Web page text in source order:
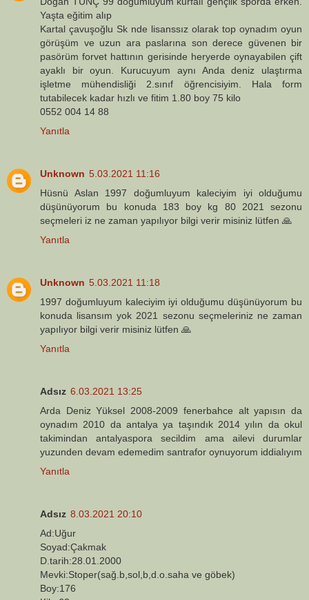
Yaşta eğitim alıp
Kartal çavuşoğlu Sk nde lisanssız olarak top oynadım oyun
görüşüm ve uzun ara paslarına son derece güvenen bir
pasörüm forvet hattının gerisinde heryerde oynayabilen çift
ayaklı bir oyun. Kurucuyum aynı Anda deniz ulaştırma
işletme mühendisliği 2.sınıf öğrencisiyim. Hala form
tutabilecek kadar hızlı ve fitim 1.80 boy 75 kilo
0552 004 14 88
Yanıtla
Unknown 5.03.2021 11:16
Hüsnü Aslan 1997 doğumluyum kaleciyim iyi olduğumu
düşünüyorum bu konuda 183 boy kg 80 2021 sezonu
seçmeleri iz ne zaman yapılıyor bilgi verir misiniz lütfen 🙏
Yanıtla
Unknown 5.03.2021 11:18
1997 doğumluyum kaleciyim iyi olduğumu düşünüyorum bu
konuda lisansım yok 2021 sezonu seçmeleriniz ne zaman
yapılıyor bilgi verir misiniz lütfen 🙏
Yanıtla
Adsız 6.03.2021 13:25
Arda Deniz Yüksel 2008-2009 fenerbahce alt yapısın da
oynadım 2010 da antalya ya taşındık 2014 yılın da okul
takimindan antalyaspora secildim ama ailevi durumlar
yuzunden devam edemedim santrafor oynuyorum iddialıyım
Yanıtla
Adsız 8.03.2021 20:10
Ad:Uğur
Soyad:Çakmak
D.tarih:28.01.2000
Mevki:Stoper(sağ.b,sol,b,d.o.saha ve göbek)
Boy:176